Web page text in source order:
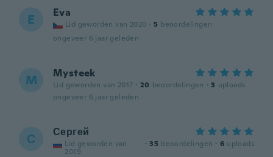
E Eva
Lid geworden van 2020 · 5 beoordelingen
ongeveer 6 jaar geleden
M Mysteek
Lid geworden van 2017 · 20 beoordelingen · 3 uploads
ongeveer 6 jaar geleden
С Сергей
Lid geworden van
2019
· 35 beoordelingen · 6 uploads